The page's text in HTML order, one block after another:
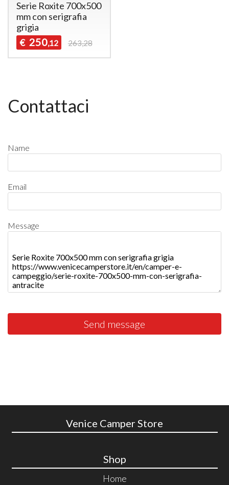
Serie Roxite 700x500
mm con serigrafia
grigia
€ 250,12 263,28
Contattaci
Name
Email
Message
Send message
Venice Camper Store
Shop
Home